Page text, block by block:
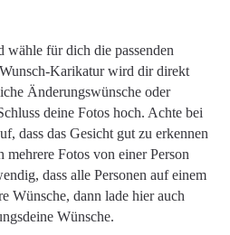
für dich die passenden
Karikatur wird dir direkt
Änderungswünsche oder
deine Fotos hoch. Achte bei
dass das Gesicht gut zu erkennen
mehrere Fotos von einer Person
dass alle Personen auf einem
Wünsche, dann lade hier auch
Wünsche.